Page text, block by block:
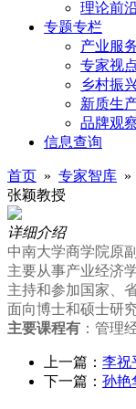
理论前
专题专栏
产业服
专家视
乡村振
新质生
品牌观
信息查询
首页 » 专家智库 »
张颖教授
详细介绍
中南大学商学院原
主要从事产业经济
主持和参加国家、
面向博士和硕士研
主要课程有 ：管理
上一篇： 李祝
下一篇： 孙艳